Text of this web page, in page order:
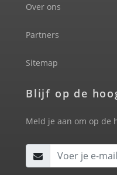
Over ons
Partners
Sitemap
Blijf op de
Meld je aan om op de